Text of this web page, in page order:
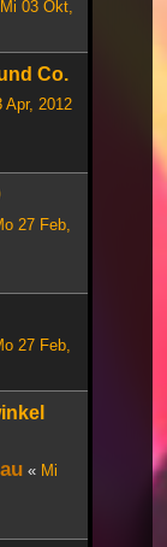
Mi 03 Okt,
Co.
Apr, 2012
27 Feb,
27 Feb,
« Mi